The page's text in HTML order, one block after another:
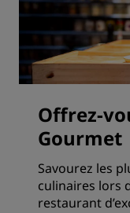
Offrez-
Gourmet
Savourez les
culinaires lors
restaurant